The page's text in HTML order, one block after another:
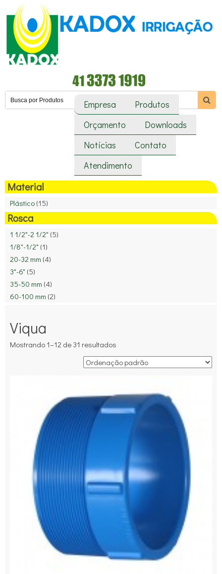
Empresa
Produtos
Orçamento
Downloads
Notícias
Contato
Atendimento
Material
Plástico (15)
Rosca
1 1/2"-2 1/2" (5)
1/8"-1/2" (1)
20-32 mm (4)
3"-6" (5)
35-50 mm (4)
60-100 mm (2)
Viqua
Mostrando 1–12 de 31 resultados